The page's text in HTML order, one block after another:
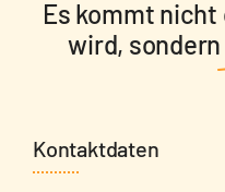
Es kommt nicht
wird, sondern
Kontaktdaten